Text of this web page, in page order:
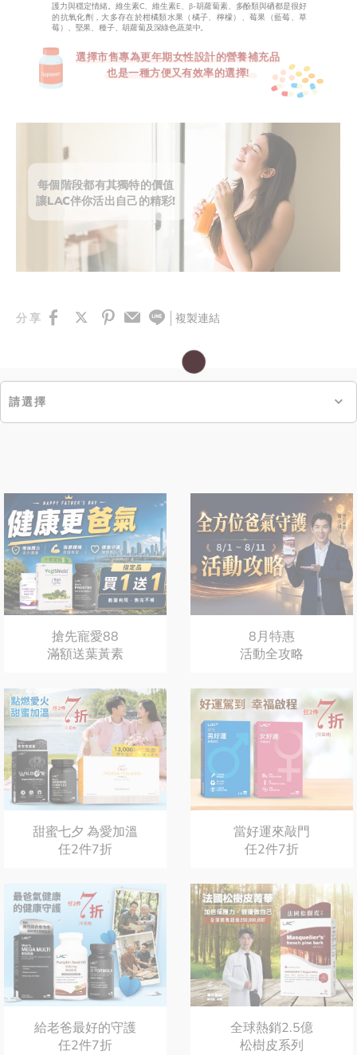
選擇市售專為更年期女性設計的營養補充品
也是一種方便又有效率的選擇!
護力與穩定情緒。維生素C、維生素E、β-胡蘿蔔素、多酚類與硒都是很好
的抗氧化劑，大多存在於柑橘類水果（橘子、檸檬）、莓果（藍莓、草
莓）、堅果、種子、胡蘿蔔及深綠色蔬菜中。
每個階段都有其獨特的價值
讓LAC伴你活出自己的精彩!
分享 複製連結
請選擇
搶先寵愛88
滿額送葉黃素
8月特惠
活動全攻略
甜蜜七夕 為愛加溫
任2件7折
當好運來敲門
任2件7折
給老爸最好的守護
任2件7折
全球熱銷2.5億
松樹皮系列